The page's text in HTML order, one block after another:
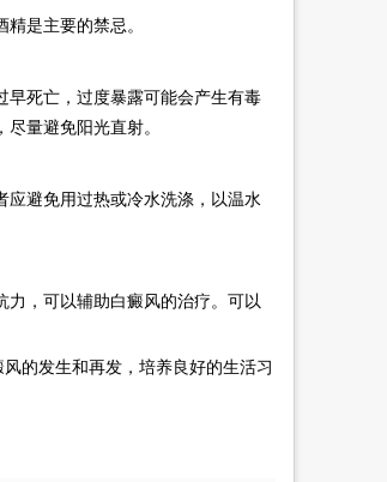
是主要的禁忌。
死亡，过度暴露可能会产生有毒
量避免阳光直射。
避免用过热或冷水洗涤，以温水
，可以辅助白癜风的治疗。可以
的发生和再发，培养良好的生活习